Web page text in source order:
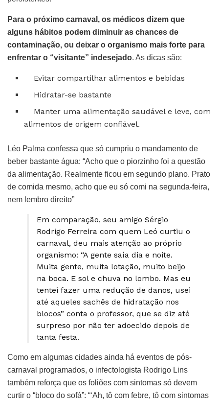
Para o próximo carnaval, os médicos dizem que
alguns hábitos podem diminuir as chances de
contaminação, ou deixar o organismo mais forte para
enfrentar o “visitante” indesejado. As dicas são:
Evitar compartilhar alimentos e bebidas
Hidratar-se bastante
Manter uma alimentação saudável e leve, com
alimentos de origem confiável.
Léo Palma confessa que só cumpriu o mandamento de
beber bastante água: “Acho que o piorzinho foi a questão
da alimentação. Realmente ficou em segundo plano. Prato
de comida mesmo, acho que eu só comi na segunda-feira,
nem lembro direito”
Em comparação, seu amigo Sérgio
Rodrigo Ferreira com quem Leó curtiu o
carnaval, deu mais atenção ao próprio
organismo: “A gente saía dia e noite.
Muita gente, muita lotação, muito beijo
na boca. E sol e chuva no lombo. Mas eu
tentei fazer uma redução de danos, usei
até aqueles sachês de hidratação nos
blocos” conta o professor, que se diz até
surpreso por não ter adoecido depois de
tanta festa.
Como em algumas cidades ainda há eventos de pós-
carnaval programados, o infectologista Rodrigo Lins
também reforça que os foliões com sintomas só devem
curtir o “bloco do sofá”: “‘Ah, tô com febre, tô com sintomas